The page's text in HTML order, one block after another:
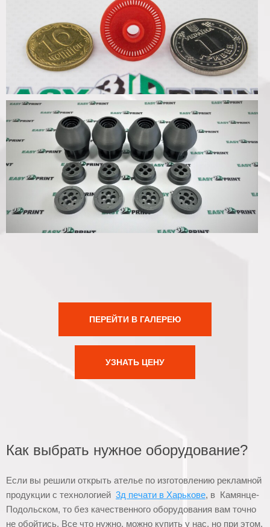
ПЕРЕЙТИ В ГАЛЕРЕЮ
УЗНАТЬ ЦЕНУ
Как выбрать нужное оборудование?
Если вы решили открыть ателье по изготовлению рекламной
продукции с технологией 3д печати в Харькове, в Камянце-
Подольском, то без качественного оборудования вам точно
не обойтись. Все что нужно, можно купить у нас, но при этом,